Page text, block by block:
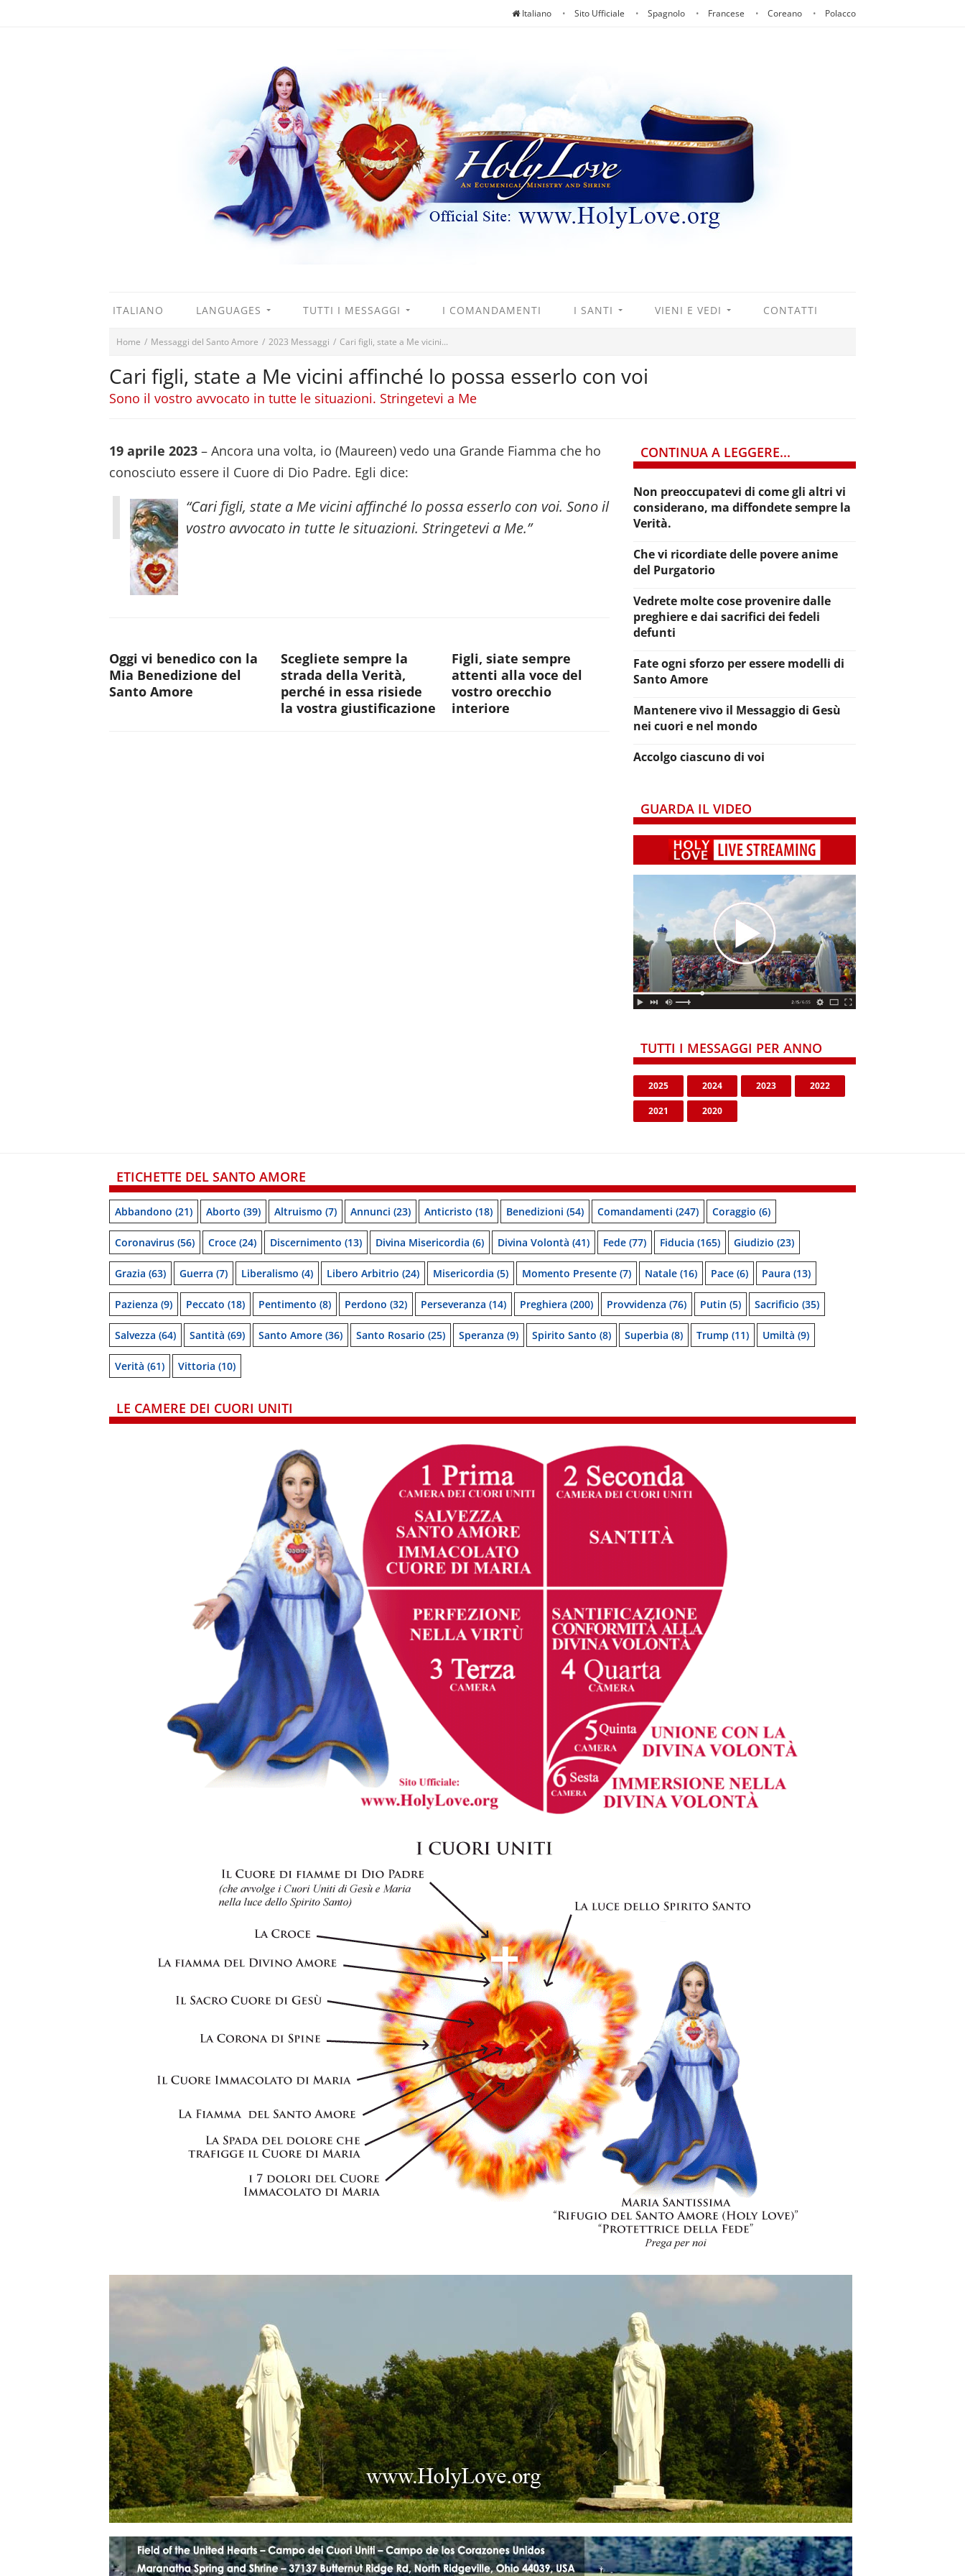
Italiano Sito Ufficiale Spagnolo Francese Coreano Polacco
ITALIANO LANGUAGES TUTTI I MESSAGGI I COMANDAMENTI I SANTI VIENI E VEDI CONTATTI
Home / Messaggi del Santo Amore / 2023 Messaggi / Cari figli, state a Me vicini...
Cari figli, state a Me vicini affinché lo possa esserlo con voi
Sono il vostro avvocato in tutte le situazioni. Stringetevi a Me
19 aprile 2023 – Ancora una volta, io (Maureen) vedo una Grande Fiamma che ho
conosciuto essere il Cuore di Dio Padre. Egli dice:
“Cari figli, state a Me vicini affinché lo possa esserlo con voi. Sono il
vostro avvocato in tutte le situazioni. Stringetevi a Me.”
Oggi vi benedico con la
Mia Benedizione del
Santo Amore
Scegliete sempre la
strada della Verità,
perché in essa risiede
la vostra giustificazione
Figli, siate sempre
attenti alla voce del
vostro orecchio
interiore
CONTINUA A LEGGERE...
Non preoccupatevi di come gli altri vi
considerano, ma diffondete sempre la
Verità.
Che vi ricordiate delle povere anime
del Purgatorio
Vedrete molte cose provenire dalle
preghiere e dai sacrifici dei fedeli
defunti
Fate ogni sforzo per essere modelli di
Santo Amore
Mantenere vivo il Messaggio di Gesù
nei cuori e nel mondo
Accolgo ciascuno di voi
GUARDA IL VIDEO
TUTTI I MESSAGGI PER ANNO
2025 2024 2023 2022
2021 2020
ETICHETTE DEL SANTO AMORE
Abbandono (21) Aborto (39) Altruismo (7) Annunci (23) Anticristo (18) Benedizioni (54) Comandamenti (247) Coraggio (6)
Coronavirus (56) Croce (24) Discernimento (13) Divina Misericordia (6) Divina Volontà (41) Fede (77) Fiducia (165) Giudizio (23)
Grazia (63) Guerra (7) Liberalismo (4) Libero Arbitrio (24) Misericordia (5) Momento Presente (7) Natale (16) Pace (6) Paura (13)
Pazienza (9) Peccato (18) Pentimento (8) Perdono (32) Perseveranza (14) Preghiera (200) Provvidenza (76) Putin (5) Sacrificio (35)
Salvezza (64) Santità (69) Santo Amore (36) Santo Rosario (25) Speranza (9) Spirito Santo (8) Superbia (8) Trump (11) Umiltà (9)
Verità (61) Vittoria (10)
LE CAMERE DEI CUORI UNITI